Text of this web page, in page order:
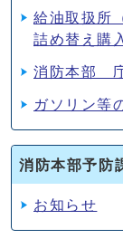
給油取扱所
詰め替え購
消防本部
ガソリン等
消防本部予防
お知らせ